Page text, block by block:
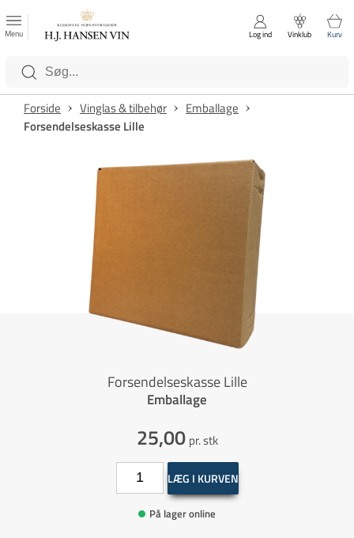
Luk
Kategorier
Menu Log ind Vinklub Kurv
Forside Vinglas & tilbehør
Emballage
Forsendelseskasse Lille
Forsendelseskasse Lille
Emballage
25,00 pr. stk
LÆG I KURVEN
På lager online